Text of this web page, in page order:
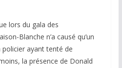
lors du gala des
Blanche n’a causé qu’un
ayant tenté de
la présence de Donald